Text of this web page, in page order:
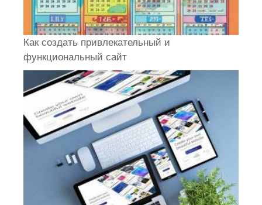
Как создать привлекательный и
функциональный сайт